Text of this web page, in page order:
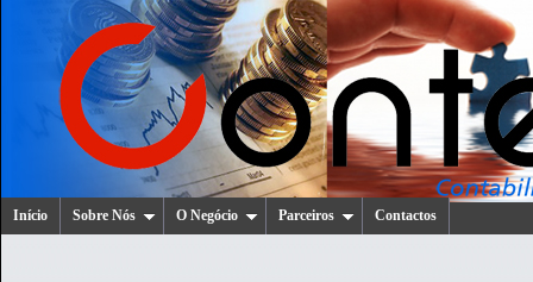
Início Sobre Nós O Negócio Parceiros Contactos